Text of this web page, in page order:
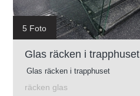
5 Foto
Glas räcken i trapphuset
Glas räcken i trapphuset
räcken glas